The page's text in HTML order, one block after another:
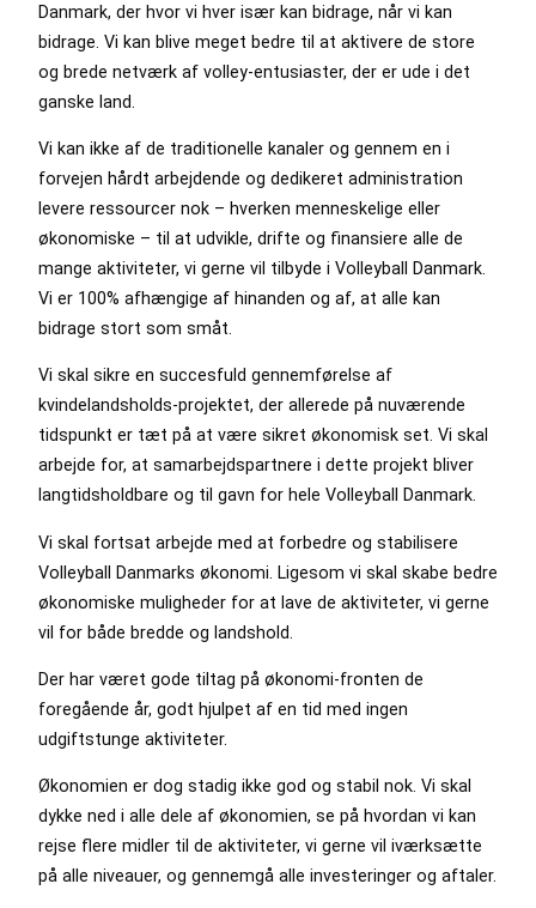
Danmark, der hvor vi hver især kan bidrage, når vi kan
bidrage. Vi kan blive meget bedre til at aktivere de store
og brede netværk af volley-entusiaster, der er ude i det
ganske land.
Vi kan ikke af de traditionelle kanaler og gennem en i
forvejen hårdt arbejdende og dedikeret administration
levere ressourcer nok – hverken menneskelige eller
økonomiske – til at udvikle, drifte og finansiere alle de
mange aktiviteter, vi gerne vil tilbyde i Volleyball Danmark.
Vi er 100% afhængige af hinanden og af, at alle kan
bidrage stort som småt.
Vi skal sikre en succesfuld gennemførelse af
kvindelandsholds-projektet, der allerede på nuværende
tidspunkt er tæt på at være sikret økonomisk set. Vi skal
arbejde for, at samarbejdspartnere i dette projekt bliver
langtidsholdbare og til gavn for hele Volleyball Danmark.
Vi skal fortsat arbejde med at forbedre og stabilisere
Volleyball Danmarks økonomi. Ligesom vi skal skabe bedre
økonomiske muligheder for at lave de aktiviteter, vi gerne
vil for både bredde og landshold.
Der har været gode tiltag på økonomi-fronten de
foregående år, godt hjulpet af en tid med ingen
udgiftstunge aktiviteter.
Økonomien er dog stadig ikke god og stabil nok. Vi skal
dykke ned i alle dele af økonomien, se på hvordan vi kan
rejse flere midler til de aktiviteter, vi gerne vil iværksætte
på alle niveauer, og gennemgå alle investeringer og aftaler.